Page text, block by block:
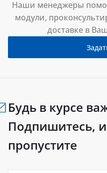
Наши менеджеры
модули,
доставке в
Будь в курсе
Подпишитесь,
пропустите